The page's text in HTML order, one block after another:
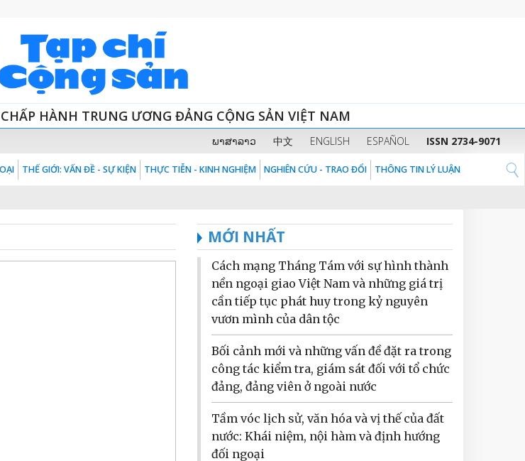
HÀNH TRUNG ƯƠNG ĐẢNG CỘNG SẢN VIỆT NAM
ພາສາລາວ 中文 ENGLISH ESPAÑOL ISSN 2734-9071
THẾ GIỚI: VẤN ĐỀ - SỰ KIỆN THỰC TIỄN - KINH NGHIỆM NGHIÊN CỨU - TRAO ĐỔI THÔNG TIN LÝ LUẬN
MỚI NHẤT
Cách mạng Tháng Tám với sự hình thành
nền ngoại giao Việt Nam và những giá trị
cần tiếp tục phát huy trong kỷ nguyên
vươn mình của dân tộc
Bối cảnh mới và những vấn đề đặt ra trong
công tác kiểm tra, giám sát đối với tổ chức
đảng, đảng viên ở ngoài nước
Tầm vóc lịch sử, văn hóa và vị thế của đất
nước: Khái niệm, nội hàm và định hướng
đối ngoại